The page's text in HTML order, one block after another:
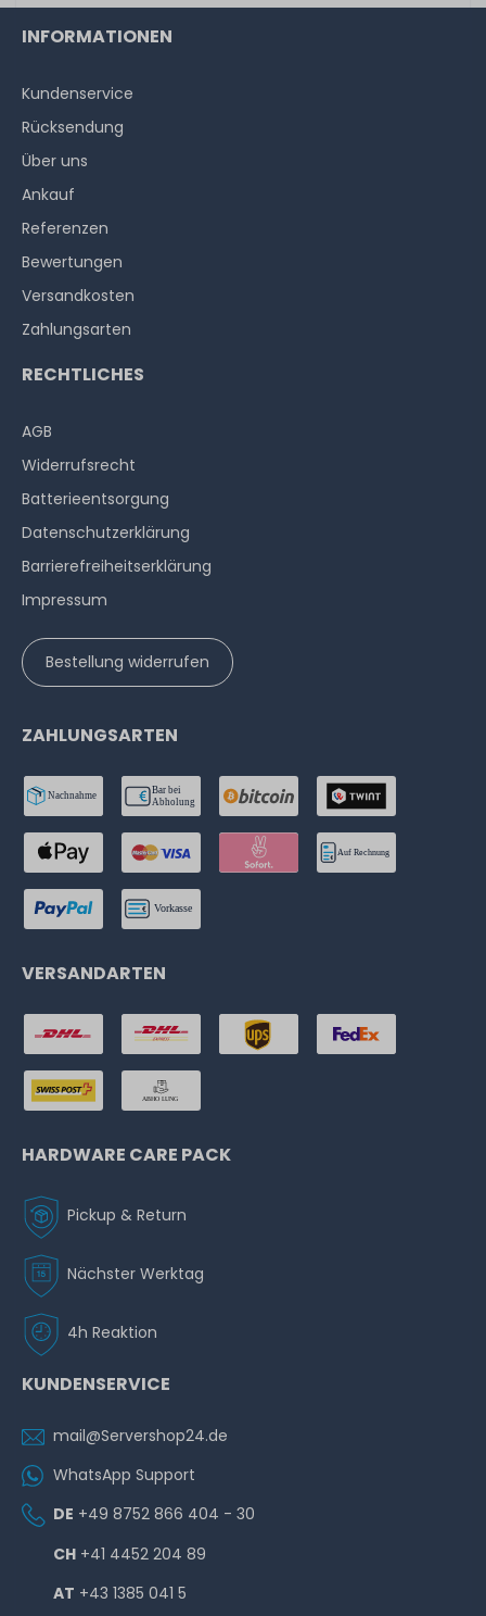
INFORMATIONEN
Kundenservice
Rücksendung
Über uns
Ankauf
Referenzen
Bewertungen
Versandkosten
Zahlungsarten
RECHTLICHES
AGB
Widerrufs­recht
Batterieentsorgung
Datenschutzerklärung
Barrierefreiheitserklärung
Impressum
Bestellung widerrufen
ZAHLUNGSARTEN
VERSANDARTEN
HARDWARE CARE PACK
Pickup & Return
Nächster Werktag
4h Reaktion
KUNDENSERVICE
mail@Servershop24.de
WhatsApp Support
DE +49 8752 866 404 - 30
CH +41 4452 204 89
AT +43 1385 041 5